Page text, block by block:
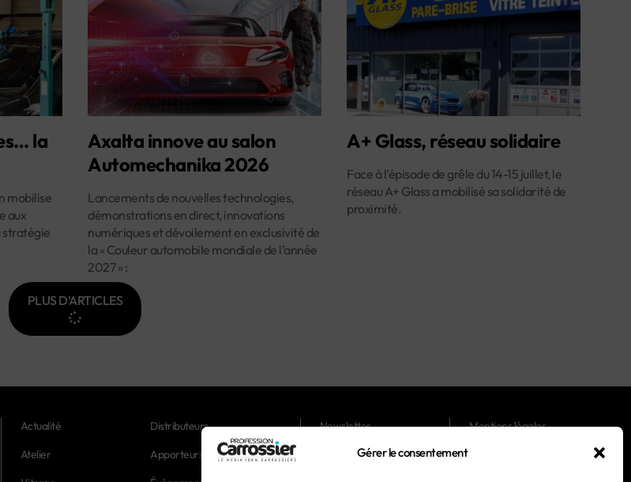
Gérer le consentement
la
mobilise
aux
stratégie
Axalta innove au salon
Automechanika 2026
Lancements de nouvelles technologies,
démonstrations en direct, innovations
numériques et dévoilement en exclusivité de
la « Couleur automobile mondiale de l’année
2027 » :
A+ Glass, réseau solidaire
Face à l’épisode de grêle du 14-15 juillet, le
réseau A+ Glass a mobilisé sa solidarité de
proximité.
PLUS D'ARTICLES
Actualité
Atelier
Distributeurs
Apporteurs d'affaires
Newsletter
Magazines
Mentions légales